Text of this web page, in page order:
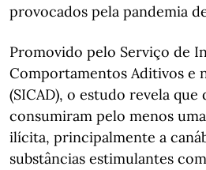
provocados pela pandemia
Promovido pelo Serviço de
Comportamentos Aditivos e
(SICAD), o estudo revela que
consumiram pelo menos
ilícita, principalmente a
substâncias estimulantes